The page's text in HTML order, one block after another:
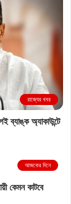
রাজ্যের খবর
ব্যাঙ্ক অ্যাকাউন্টে
আজকের দিনে
কেমন কাটবে